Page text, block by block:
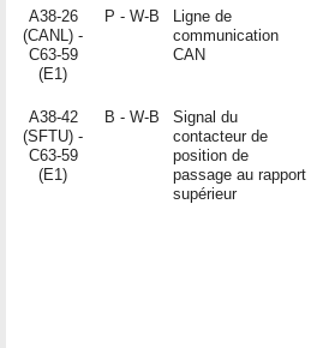
A38-26
(CANL) -
C63-59
(E1)
P - W-B
Ligne de
communication
CAN
A38-42
(SFTU) -
C63-59
(E1)
B - W-B
Signal du
contacteur de
position de
passage au rapport
supérieur